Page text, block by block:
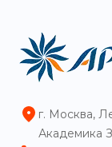
г. Москва,
Академика